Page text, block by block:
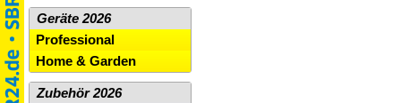
Geräte 2026
Professional
Home & Garden
Zubehör 2026